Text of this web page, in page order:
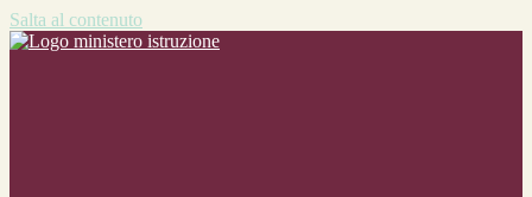
Salta al contenuto